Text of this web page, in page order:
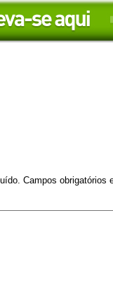
Campos